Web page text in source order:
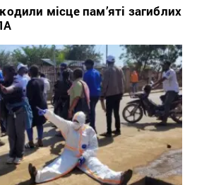
місце пам’яті загиблих